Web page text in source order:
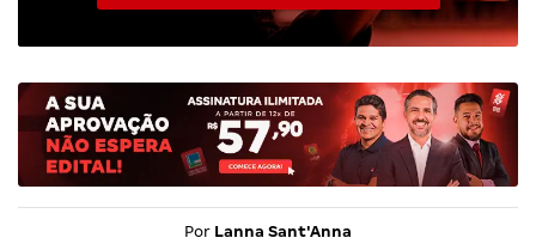
Por Lanna Sant'Anna